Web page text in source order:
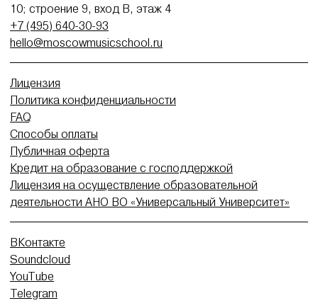
10; строение 9, вход В, этаж 4
+7 (495) 640-30-93
hello@moscowmusicschool.ru
Лицензия
Политика конфиденциальности
FAQ
Способы оплаты
Публичная оферта
Кредит на образование с господдержкой
Лицензия на осуществление образовательной
деятельности АНО ВО «Универсальный Университет»
ВКонтакте
Soundcloud
YouTube
Telegram